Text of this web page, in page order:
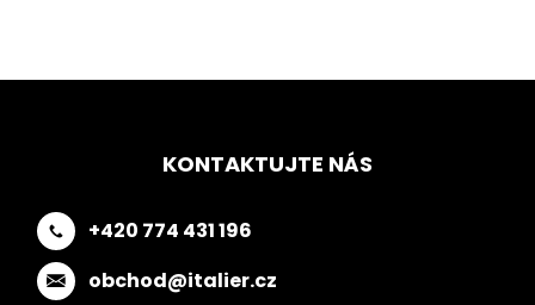
KONTAKTUJTE NÁS
+420 774 431 196
obchod@italier.cz